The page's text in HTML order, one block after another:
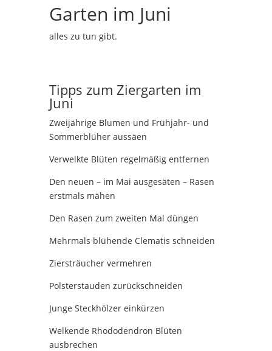
Garten im Juni
alles zu tun gibt.
Tipps zum Ziergarten im
Juni
Zweijährige Blumen und Frühjahr- und
Sommerblüher aussäen
Verwelkte Blüten regelmäßig entfernen
Den neuen – im Mai ausgesäten – Rasen
erstmals mähen
Den Rasen zum zweiten Mal düngen
Mehrmals blühende Clematis schneiden
Ziersträucher vermehren
Polsterstauden zurückschneiden
Junge Steckhölzer einkürzen
Welkende Rhododendron Blüten
ausbrechen